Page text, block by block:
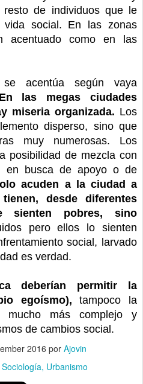
de individuos que le
social. En las zonas
acentuado como en las
acentúa según vaya
En las megas ciudades
miseria organizada. Los
disperso, sino que
muy numerosas. Los
posibilidad de mezcla con
en busca de apoyo o de
acuden a la ciudad a
desde diferentes
sienten pobres, sino
pero ellos lo sienten
social, larvado
es verdad.
deberían permitir la
egoísmo), tampoco la
mucho más complejo y
de cambios social.
2016 por Ajovin
Sociología Urbanismo